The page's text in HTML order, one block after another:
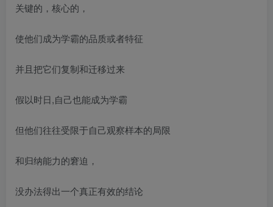
关键的，核心的，
使他们成为学霸的品质或者特征
并且把它们复制和迁移过来
假以时日,自己也能成为学霸
但他们往往受限于自己观察样本的局限
和归纳能力的窘迫，
没办法得出一个真正有效的结论